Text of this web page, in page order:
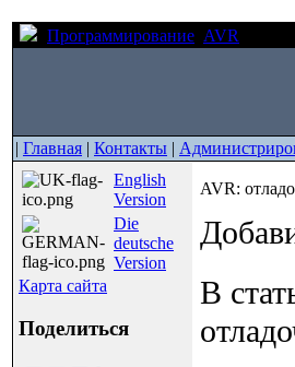
Программирование AVR
| Главная | Контакты |
English
Version
Die
deutsche
Version
Карта сайта
Поделиться
AVR:
В